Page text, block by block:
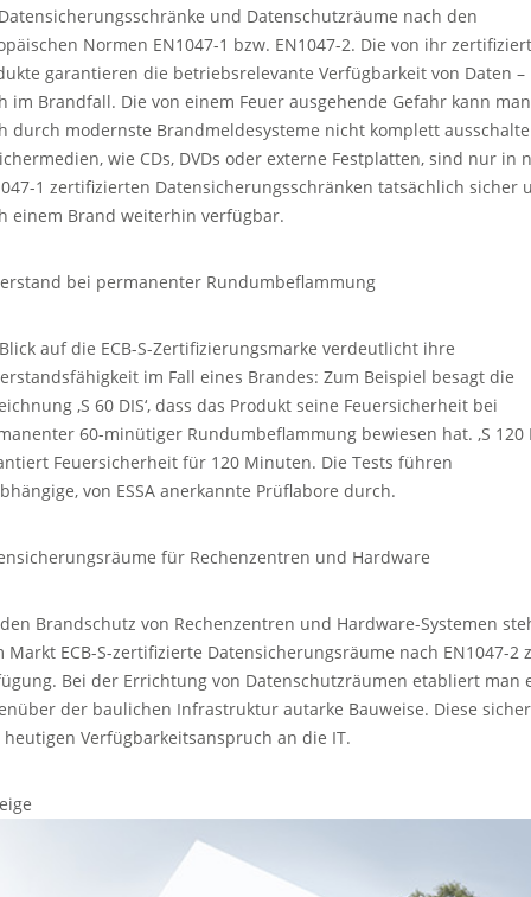
und Datenschutzräume nach den
Normen EN1047-1 bzw. EN1047-2. Die von ihr
garantieren die betriebsrelevante Verfügbarkeit von Daten –
im Brandfall. Die von einem Feuer ausgehende Gefahr kann man
durch modernste Brandmeldesysteme nicht komplett
wie CDs, DVDs oder externe Festplatten, sind nur in
1 zertifizierten Datensicherungsschränken tatsächlich sicher
einem Brand weiterhin verfügbar.
bei permanenter Rundumbeflammung
auf die ECB-S-Zertifizierungsmarke verdeutlicht ihre
im Fall eines Brandes: Zum Beispiel besagt die
‚S 60 DIS‘, dass das Produkt seine Feuersicherheit bei
60-minütiger Rundumbeflammung bewiesen hat. ‚S 120
Feuersicherheit für 120 Minuten. Die Tests führen
von ESSA anerkannte Prüflabore durch.
für Rechenzentren und Hardware
Brandschutz von Rechenzentren und Hardware-Systemen
Markt ECB-S-zertifizierte Datensicherungsräume nach EN1047-2
Bei der Errichtung von Datenschutzräumen etabliert man
der baulichen Infrastruktur autarke Bauweise. Diese
heutigen Verfügbarkeitsanspruch an die IT.